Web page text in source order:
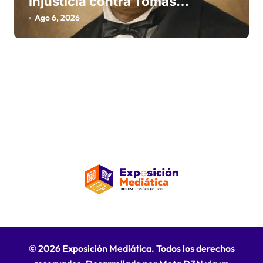
Bobadilla
Ago 6, 2026
© 2026 Exposición Mediática. Todos los derechos